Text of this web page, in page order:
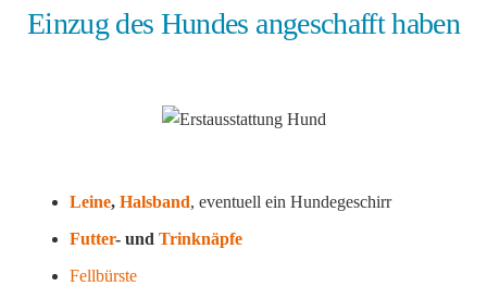
Einzug des Hundes angeschafft haben
Leine, Halsband, eventuell ein Hundegeschirr
Futter- und Trinknäpfe
Fellbürste